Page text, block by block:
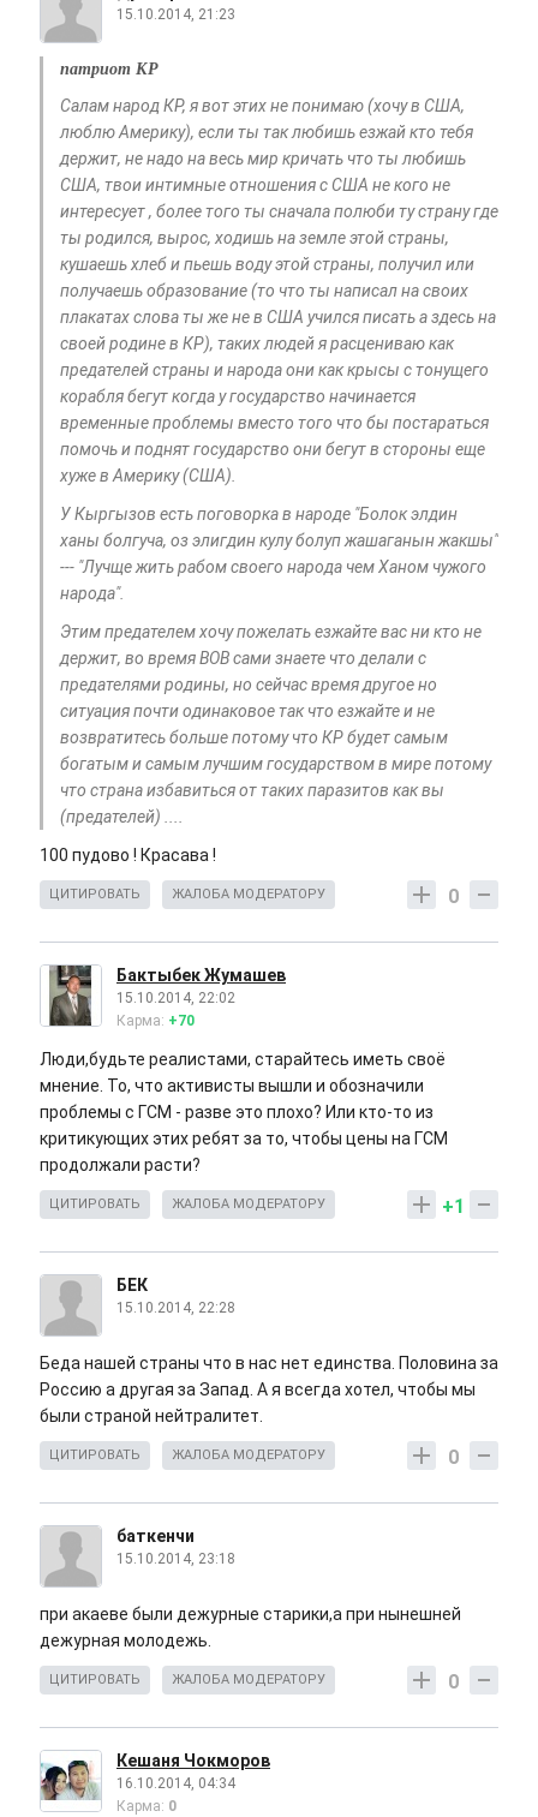
15.10.2014, 21:23
патриот КР
Салам народ КР, я вот этих не понимаю (хочу в США,
люблю Америку), если ты так любишь езжай кто тебя
держит, не надо на весь мир кричать что ты любишь
США, твои интимные отношения с США не кого не
интересует , более того ты сначала полюби ту страну где
ты родился, вырос, ходишь на земле этой страны,
кушаешь хлеб и пьешь воду этой страны, получил или
получаешь образование (то что ты написал на своих
плакатах слова ты же не в США учился писать а здесь на
своей родине в КР), таких людей я расцениваю как
предателей страны и народа они как крысы с тонущего
корабля бегут когда у государство начинается
временные проблемы вместо того что бы постараться
помочь и поднят государство они бегут в стороны еще
хуже в Америку (США).
У Кыргызов есть поговорка в народе "Болок элдин
ханы болгуча, оз элигдин кулу болуп жашаганын жакшы"
--- "Лучще жить рабом своего народа чем Ханом чужого
народа".
Этим предателем хочу пожелать езжайте вас ни кто не
держит, во время ВОВ сами знаете что делали с
предателями родины, но сейчас время другое но
ситуация почти одинаковое так что езжайте и не
возвратитесь больше потому что КР будет самым
богатым и самым лучшим государством в мире потому
что страна избавиться от таких паразитов как вы
(предателей) ....
100 пудово ! Красава !
0
ЦИТИРОВАТЬ ЖАЛОБА МОДЕРАТОРУ
Бактыбек Жумашев
15.10.2014, 22:02
Карма: +70
Люди,будьте реалистами, старайтесь иметь своё
мнение. То, что активисты вышли и обозначили
проблемы с ГСМ - разве это плохо? Или кто-то из
критикующих этих ребят за то, чтобы цены на ГСМ
продолжали расти?
+1
ЦИТИРОВАТЬ ЖАЛОБА МОДЕРАТОРУ
БЕК
15.10.2014, 22:28
Беда нашей страны что в нас нет единства. Половина за
Россию а другая за Запад. А я всегда хотел, чтобы мы
были страной нейтралитет.
0
ЦИТИРОВАТЬ ЖАЛОБА МОДЕРАТОРУ
баткенчи
15.10.2014, 23:18
при акаеве были дежурные старики,а при нынешней
дежурная молодежь.
0
ЦИТИРОВАТЬ ЖАЛОБА МОДЕРАТОРУ
Кешаня Чокморов
16.10.2014, 04:34
Карма: 0